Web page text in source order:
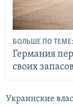
БОЛЬШЕ ПО ТЕМЕ:
Германия
своих
Украинские